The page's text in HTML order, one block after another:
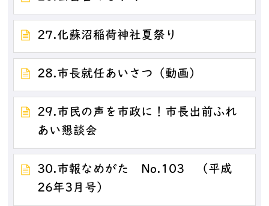
27.化蘇沼稲荷神社夏祭り
28.市長就任あいさつ（動画）
29.市民の声を市政に！市長出前ふれ
あい懇談会
30.市報なめがた No.103 （平成
26年3月号）